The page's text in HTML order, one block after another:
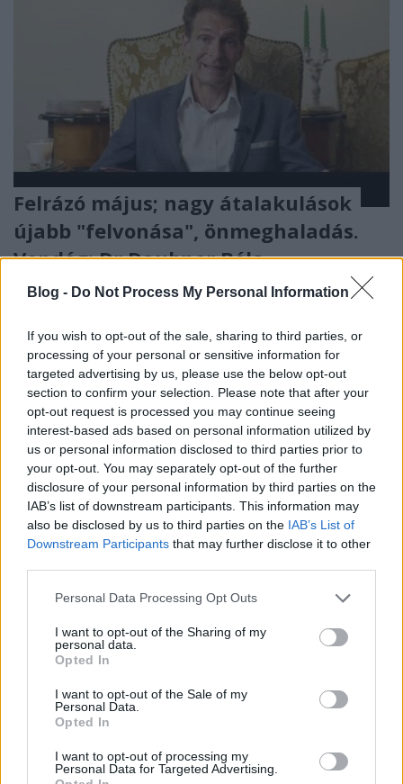
Blog - Do Not Process My Personal Information
If you wish to opt-out of the sale, sharing to third parties, or
processing of your personal or sensitive information for
targeted advertising by us, please use the below opt-out
section to confirm your selection. Please note that after your
opt-out request is processed you may continue seeing
interest-based ads based on personal information utilized by
us or personal information disclosed to third parties prior to
your opt-out. You may separately opt-out of the further
disclosure of your personal information by third parties on the
IAB’s list of downstream participants. This information may
also be disclosed by us to third parties on the IAB’s List of
Downstream Participants that may further disclose it to other
Please note that this website/app uses one or more Google
not limited to your visit or usage behaviour. You may click to
grant or deny consent to Google and its third-party tags to
use your data for below specified purposes in below Google
consent section.
Personal Data Processing Opt Outs
I want to opt-out of the Sharing of my
personal data.
Opted In
I want to opt-out of the Sale of my
Personal Data.
Opted In
I want to opt-out of processing my
Personal Data for Targeted Advertising.
Felrázó május; nagy átalakulások
újabb "felvonása", önmeghaladás.
Vendég: Dr.Daubner Béla
Ön, sorsismereti előrejelzés, máj.6.-jún.5.-ig,
analógiás szemlélet, asztrológia eszközével.
Kiss J. Zsolt•2023. május 07.
magasztosabbra és készülj a nagy
átalakulások újabb állomására.
Ön, sorsismereti előrejelzés ápr.6.-máj.6.-ig,